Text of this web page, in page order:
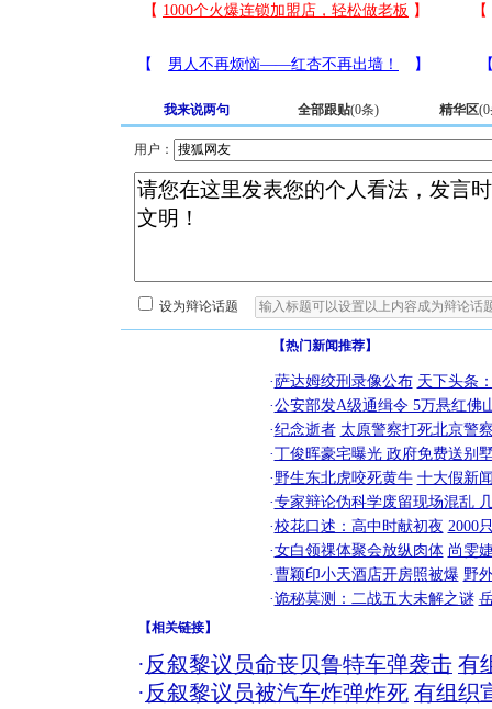
我来说两句 全部跟贴(0条) 精华区(0
用户：
设为辩论话题
【热门新闻推荐】
·萨达姆绞刑录像公布 天下头条
·公安部发A级通缉令 5万悬红佛
·纪念逝者 太原警察打死北京警
·丁俊晖豪宅曝光 政府免费送别
·野生东北虎咬死黄牛 十大假新
·专家辩论伪科学废留现场混乱
·校花口述：高中时献初夜 2000
·女白领祼体聚会放纵肉体 尚雯
·曹颖印小天酒店开房照被爆 野
·诡秘莫测：二战五大未解之谜
【相关链接】
· 反叙黎议员命丧贝鲁特车弹袭击 有
· 反叙黎议员被汽车炸弹炸死 有组织